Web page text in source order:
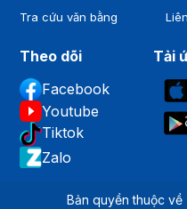
Tra cứu văn bằng
Theo dõi
Facebook
Youtube
Tiktok
Zalo
Tải
Bản quyền thuộc về